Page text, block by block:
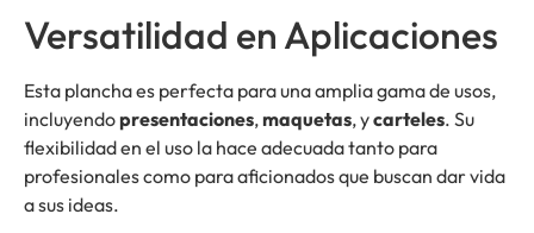
Versatilidad en Aplicaciones
Esta plancha es perfecta para una amplia gama de usos,
incluyendopresentaciones,maquetas, ycarteles. Su
flexibilidad en el uso la hace adecuada tanto para
profesionales como para aficionados que buscan dar vida
a sus ideas.